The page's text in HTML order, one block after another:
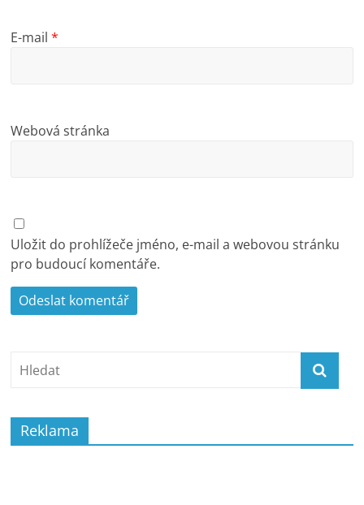
E-mail*
Webová stránka
Uložit do prohlížeče jméno, e-mail a webovou stránku
pro budoucí komentáře.
Reklama